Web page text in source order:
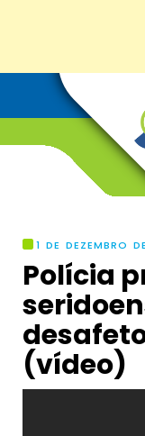
1 DE DEZEMBRO
Polícia
(vídeo)